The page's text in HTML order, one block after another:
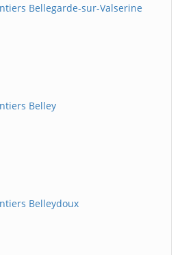
Bellegarde-sur-Valserine
Belley
Belleydoux